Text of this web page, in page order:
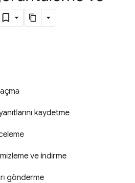
kaydetme
ve indirme
gönderme